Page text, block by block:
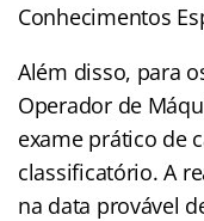
Conhecimentos
Além disso, para
Operador de
exame prático de
classificatório. A
na data provável